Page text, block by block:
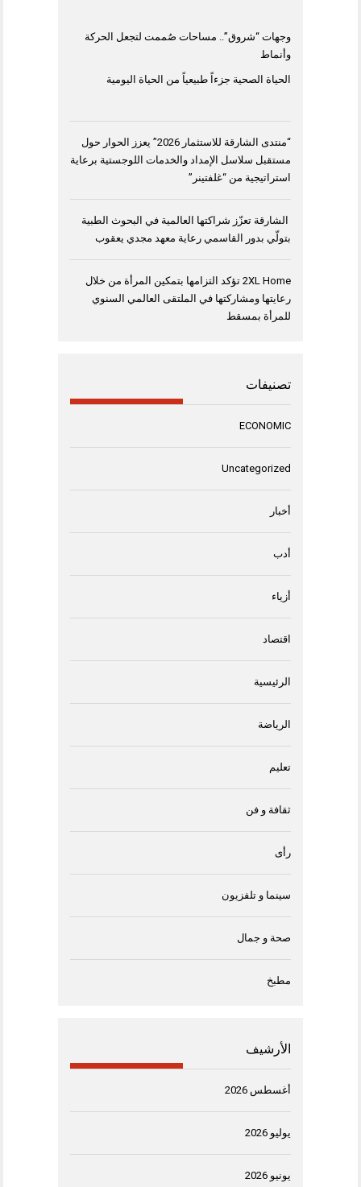
وجهات “شروق”.. مساحات صُممت لتجعل الحركة
وأنماط
الحياة الصحية جزءاً طبيعياً من الحياة اليومية
“منتدى الشارقة للاستثمار 2026” يعزز الحوار حول
مستقبل سلاسل الإمداد والخدمات اللوجستية برعاية
استراتيجية من “غلفتينر”
الشارقة تعزّز شراكتها العالمية في البحوث الطبية
بتولّي بدور القاسمي رعاية معهد مجدي يعقوب
2XL Home تؤكد التزامها بتمكين المرأة من خلال
رعايتها ومشاركتها في الملتقى العالمي السنوي
للمرأة بمسقط
تصنيفات
ECONOMIC
Uncategorized
أخبار
أدب
أزياء
اقتصاد
الرئيسية
الرياضة
تعليم
ثقافة و فن
رأى
سينما و تلفزيون
صحة و جمال
مطبخ
الأرشيف
أغسطس 2026
يوليو 2026
يونيو 2026